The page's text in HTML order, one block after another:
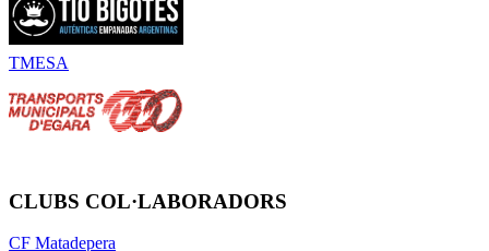
TMESA
CLUBS COL·LABORADORS
CF Matadepera